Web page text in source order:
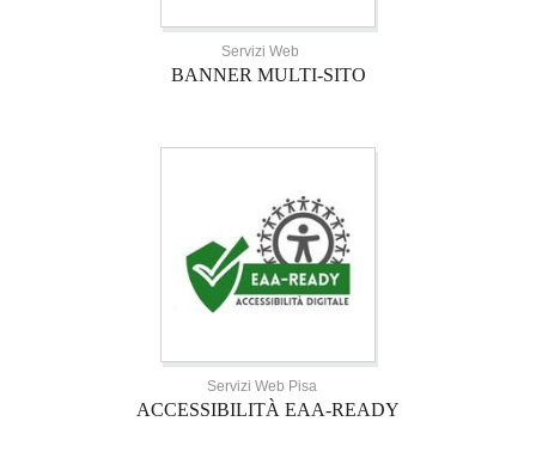
Servizi Web
BANNER MULTI-SITO
Servizi Web Pisa
ACCESSIBILITÀ EAA-READY